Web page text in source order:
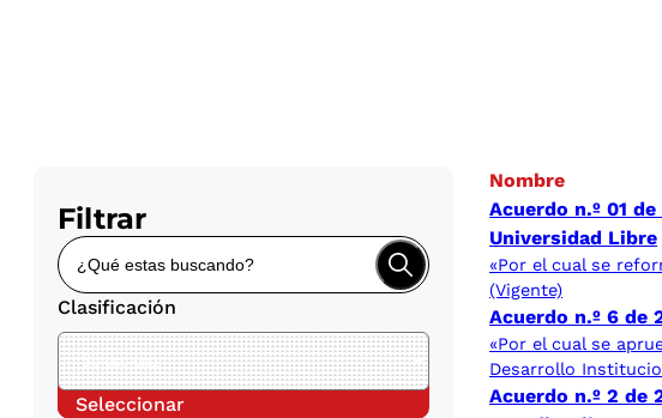
Filtrar
Clasificación
Seleccionar
Nombre
Acuerdo n.º 01
Universidad Libre
«Por el cual se
(Vigente)
Acuerdo n.º 6 de
«Por el cual se
Desarrollo
Acuerdo n.º 2 de